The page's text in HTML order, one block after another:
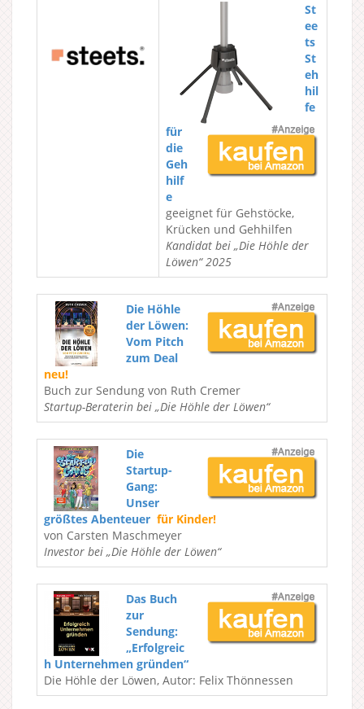
St
ee
ts
St
eh
hil
fe
für
die
Geh
hilf
e
geeignet für Gehstöcke,
Krücken und Gehhilfen
Kandidat bei „Die Höhle der
Löwen“ 2025
Die Höhle
der Löwen:
Vom Pitch
zum Deal
neu!
Buch zur Sendung von Ruth Cremer
Startup-Beraterin bei „Die Höhle der Löwen“
Die
Startup-
Gang:
Unser
größtes Abenteuer für Kinder!
von Carsten Maschmeyer
Investor bei „Die Höhle der Löwen“
Das Buch
zur
Sendung:
„Erfolgreic
h Unternehmen gründen“
Die Höhle der Löwen, Autor: Felix Thönnessen